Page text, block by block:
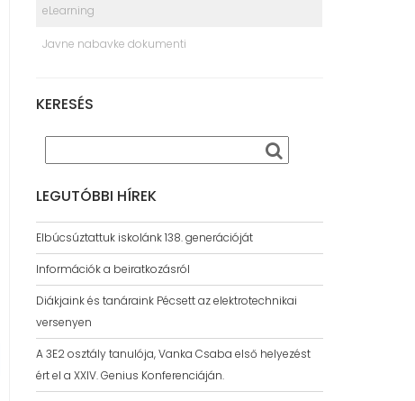
eLearning
Javne nabavke dokumenti
KERESÉS
LEGUTÓBBI HÍREK
Elbúcsúztattuk iskolánk 138. generációját
Információk a beiratkozásról
Diákjaink és tanáraink Pécsett az elektrotechnikai
versenyen
A 3E2 osztály tanulója, Vanka Csaba első helyezést
ért el a XXIV. Genius Konferenciáján.